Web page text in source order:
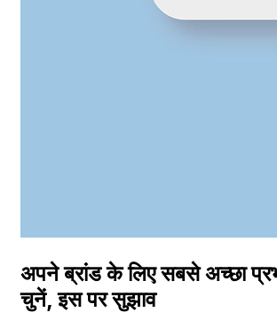
अपने ब्रांड के लिए सबसे अच्छा
चुनें, इस पर सुझाव